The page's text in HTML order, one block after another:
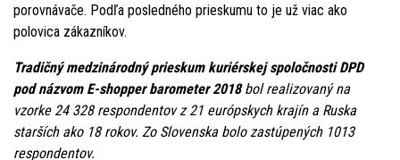
porovnávače. Podľa posledného prieskumu to je už viac ako
polovica zákazníkov.
Tradičný medzinárodný prieskum kuriérskej spoločnosti DPD
pod názvom E-shopper barometer 2018bol realizovaný na
vzorke 24 328 respondentov z 21 európskych krajín a Ruska
starších ako 18 rokov. Zo Slovenska bolo zastúpených 1013
respondentov.